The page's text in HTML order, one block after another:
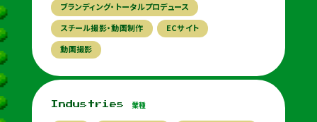
ブランディング・トータルプロデュース
スチール撮影・動画制作
ECサイト
動画撮影
Industries 業種